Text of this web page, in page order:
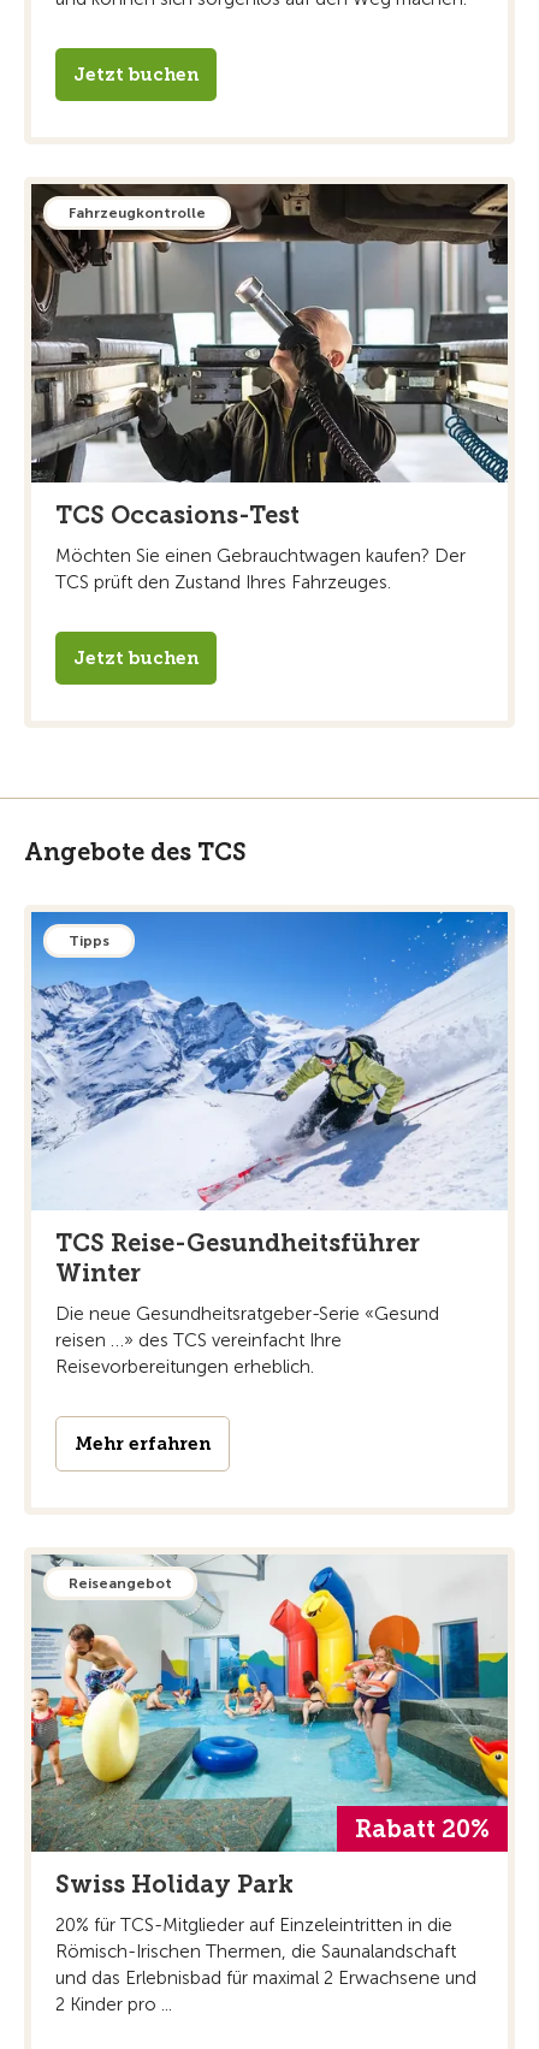
Jetzt buchen
Fahrzeugkontrolle
TCS Occasions-Test
Möchten Sie einen Gebrauchtwagen kaufen? Der
TCS prüft den Zustand Ihres Fahrzeuges.
Jetzt buchen
Angebote des TCS
Tipps
TCS Reise-Gesundheitsführer
Winter
Die neue Gesundheitsratgeber-Serie «Gesund
reisen …» des TCS vereinfacht Ihre
Reisevorbereitungen erheblich.
Mehr erfahren
Reiseangebot
Rabatt 20%
Swiss Holiday Park
20% für TCS-Mitglieder auf Einzeleintritten in die
Römisch-Irischen Thermen, die Saunalandschaft
und das Erlebnisbad für maximal 2 Erwachsene und
2 Kinder pro ...